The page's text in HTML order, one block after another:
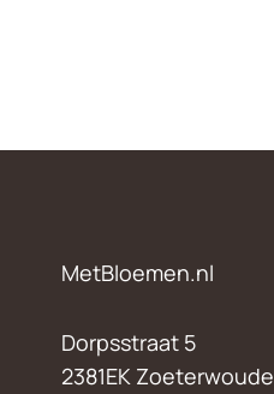
MetBloemen.nl
Dorpsstraat 5
2381EK Zoeterwoude